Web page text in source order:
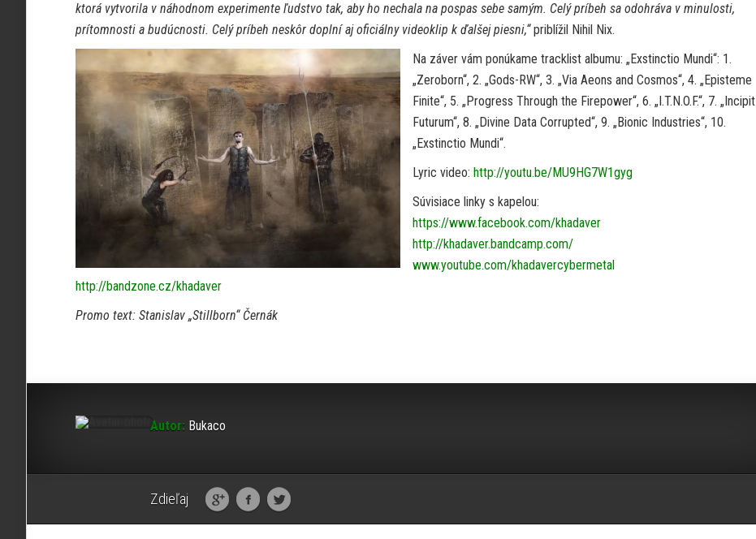
ktorá vytvorila v náhodnom experimente ľudstvo tak, aby ho nechala na pospas sebe samým. Celý príbeh sa odohráva v minulosti,
prítomnosti a budúcnosti. Celý príbeh neskôr doplní aj oficiálny videoklip k ďalšej piesni,“priblížil Nihil Nix.
Na záver vám ponúkame tracklist albumu: „Exstinctio Mundi“: 1.
„Zeroborn“, 2. „Gods-RW“, 3. „Via Aeons and Cosmos“, 4. „Episteme
Finite“, 5. „Progress Through the Firepower“, 6. „I.T.N.O.F.“, 7. „Incipit
Futurum“, 8. „Divine Data Corrupted“, 9. „Bionic Industries“, 10.
„Exstinctio Mundi“.
Lyric video: http://youtu.be/MU9HG7W1gyg
Súvisiace linky s kapelou:
https://www.facebook.com/khadaver
http://khadaver.bandcamp.com/
www.youtube.com/khadavercybermetal
http://bandzone.cz/khadaver
Promo text: Stanislav „Stillborn“ Černák
Autor: Bukaco
Zdieľaj